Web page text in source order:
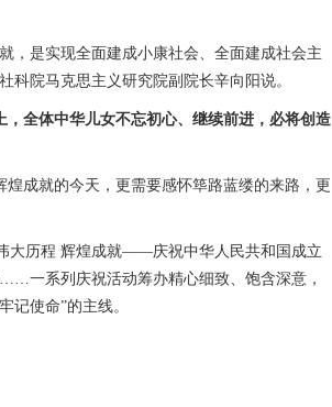
是实现全面建成小康社会、全面建成社会主
科院马克思主义研究院副院长辛向阳说。
全体中华儿女不忘初心、继续前进，必将创造
成就的今天，更需要感怀筚路蓝缕的来路，更
大历程 辉煌成就——庆祝中华人民共和国成立
一系列庆祝活动筹办精心细致、饱含深意，
记使命”的主线。